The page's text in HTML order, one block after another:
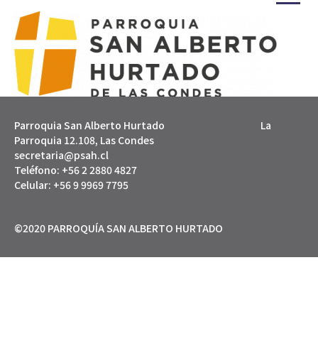
Parroquia San Alberto Hurtado La
Parroquia 12.108, Las Condes
secretaria@psah.cl
Teléfono: +56 2 2880 4827
Celular: +56 9 9969 7795
©2020 PARROQUÍA SAN ALBERTO HURTADO